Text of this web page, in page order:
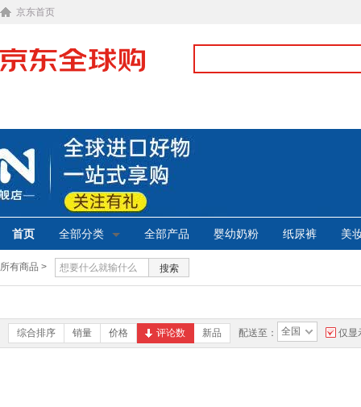
京东首页
首页 全部分类 全部产品 婴幼奶粉 纸尿裤 美
所有商品 > 搜索
综合排序 销量 价格 评论数 新品 配送至： 全国 仅显